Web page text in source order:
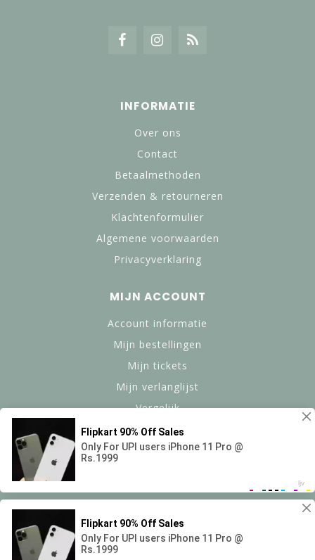
INFORMATIE
Over ons
Contact
Betaalmethoden
Verzenden & retourneren
Klachtenformulier
Algemene voorwaarden
Privacyverklaring
MIJN ACCOUNT
Account informatie
Mijn bestellingen
Mijn tickets
Mijn verlanglijst
Vergelijk
Alle producten
Theme by Dyvelopment
Saensun B.V. scores a